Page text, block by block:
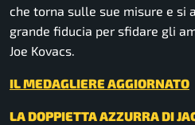
che torna sulle sue misure e si
grande fiducia per sfidare gli
Joe Kovacs.
IL MEDAGLIERE AGGIORNATO
LA DOPPIETTA AZZURRA DI